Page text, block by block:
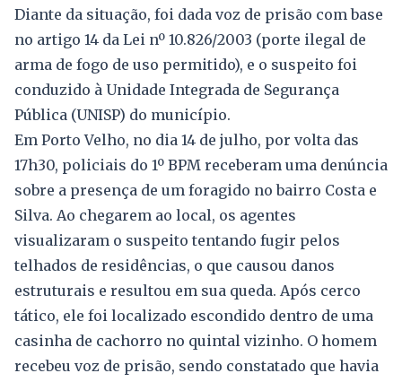
Diante da situação, foi dada voz de prisão com base
no artigo 14 da Lei nº 10.826/2003 (porte ilegal de
arma de fogo de uso permitido), e o suspeito foi
conduzido à Unidade Integrada de Segurança
Pública (UNISP) do município.
Em Porto Velho, no dia 14 de julho, por volta das
17h30, policiais do 1º BPM receberam uma denúncia
sobre a presença de um foragido no bairro Costa e
Silva. Ao chegarem ao local, os agentes
visualizaram o suspeito tentando fugir pelos
telhados de residências, o que causou danos
estruturais e resultou em sua queda. Após cerco
tático, ele foi localizado escondido dentro de uma
casinha de cachorro no quintal vizinho. O homem
recebeu voz de prisão, sendo constatado que havia